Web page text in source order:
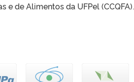
e de Alimentos da UFPel (CCQFA).